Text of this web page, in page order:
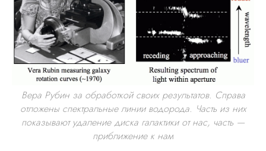
Вера Рубин за обработкой своих результатов. Справа
отложены спектральные линии водорода. Часть из них
показывают удаление диска галактики от нас, часть —
приближение к нам